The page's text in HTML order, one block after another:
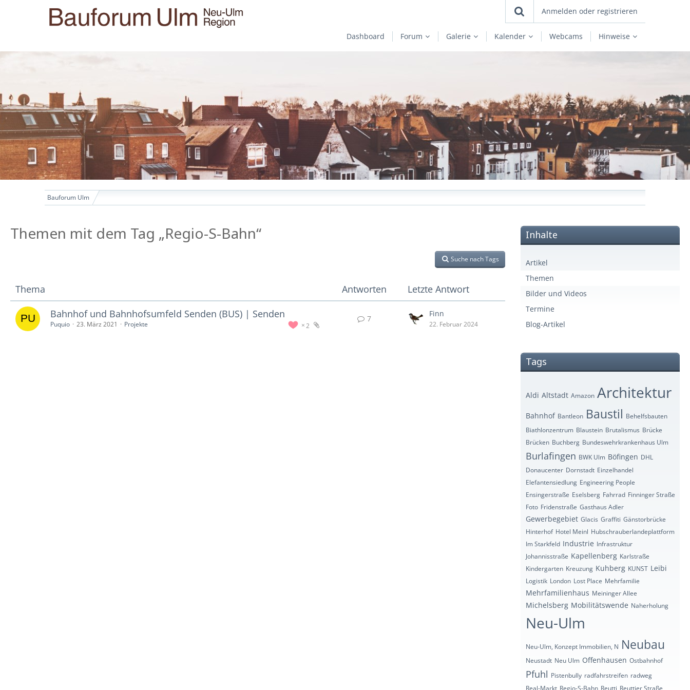
Dashboard Forum Galerie Kalender Webcams Hinweise
Anmelden oder registrieren
Bauforum Ulm
Themen mit dem Tag „Regio-S-Bahn“
Suche nach Tags
Thema Antworten
Letzte Antwort
Bahnhof und Bahnhofsumfeld Senden (BUS) | Senden
2
Puquio 23. März 2021 Projekte
7
Finn
22. Februar 2024
Inhalte
Artikel
Themen
Bilder und Videos
Termine
Blog-Artikel
Tags
Aldi Altstadt Amazon Architektur
Bahnhof Bantleon Baustil Behelfsbauten
Biathlonzentrum Blaustein Brutalismus Brücke
Brücken Buchberg Bundeswehrkrankenhaus Ulm
Burlafingen BWK Ulm Böfingen DHL
Donaucenter Dornstadt Einzelhandel
Elefantensiedlung Engineering People
Ensingerstraße Eselsberg Fahrrad Finninger Straße
Foto Fridenstraße Gasthaus Adler
Gewerbegebiet Glacis Graffiti Gänstorbrücke
Hinterhof Hotel Meinl Hubschrauberlandeplattform
Im Starkfeld Industrie Infrastruktur
Johannisstraße Kapellenberg Karlstraße
Kindergarten Kreuzung Kuhberg KUNST Leibi
Logistik London Lost Place Mehrfamilie
Mehrfamilienhaus Meininger Allee
Michelsberg Mobilitätswende Naherholung
Neu-Ulm
Neu-Ulm, Konzept Immobilien, N Neubau
Neustadt Neu Ulm Offenhausen Ostbahnhof
Pfuhl Pistenbully radfahrstreifen radweg
Real-Markt Regio-S-Bahn Reutti Reuttier Straße